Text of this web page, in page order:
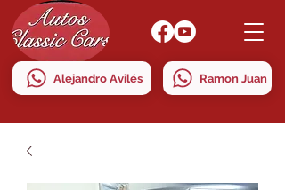
Alejandro Avilés Ramon Juan